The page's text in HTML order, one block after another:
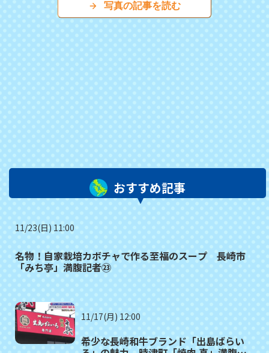
写真の記事を読む
おすすめ記事
11/23(日) 11:00
名物！自家栽培カボチャで作る至福のスープ 長崎市
「みち亭」満腹記者㉓
11/17(月) 12:00
希少な長崎和牛ブランド「出島ばらい